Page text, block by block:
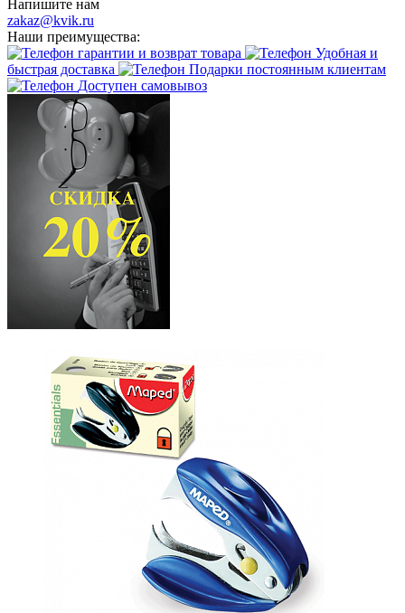
Напишите нам
zakaz@kvik.ru
Наши преимущества:
гарантии и возврат товара
Удобная и
быстрая доставка
Подарки постоянным клиентам
Доступен самовывоз